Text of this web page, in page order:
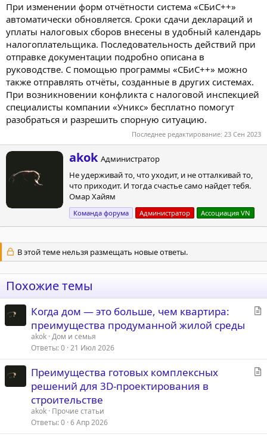
При изменении форм отчётности система «СБиС++»
автоматически обновляется. Сроки сдачи деклараций и
уплаты налоговых сборов внесены в удобный календарь
налогоплательщика. Последовательность действий при
отправке документации подробно описана в
руководстве. С помощью программы «СБиС++» можно
также отправлять отчёты, созданные в других системах.
При возникновении конфликта с налоговой инспекцией
специалисты компании «Уникс» бесплатно помогут
разобраться и разрешить спорную ситуацию.
Последнее редактирование: 23 Сен 2023
А
в
т
о
р
akok Администратор
Не удерживай то, что уходит, и не отталкивай то,
что приходит. И тогда счастье само найдет тебя.
Омар Хайям
Команда форума Администратор Ассоциация VN
В этой теме нельзя размещать новые ответы.
Похожие темы
ь
Когда дом — это больше, чем квартира:
преимущества продуманной жилой среды
akok Дом и семья
Ответы 0 21 Июл 2026
я
Преимущества готовых комплексных
решений для 3D-проектирования в
строительстве
akok Прочие статьи
Ответы 0 6 Апр 2026